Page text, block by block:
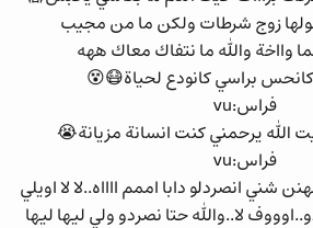
زوج شرطات ولكن ما من مجيب
وااخة والله ما نتفاك معاك ههه
براسي كانودع لحياة😷😵
فراس:vu
الله يرحمني كنت انسانة مزيانة😭
فراس:vu
شني انصردلو دابا اممم ااااه..لا لا اويلي
لا..والله حتا نصردو ولي ليها ليها